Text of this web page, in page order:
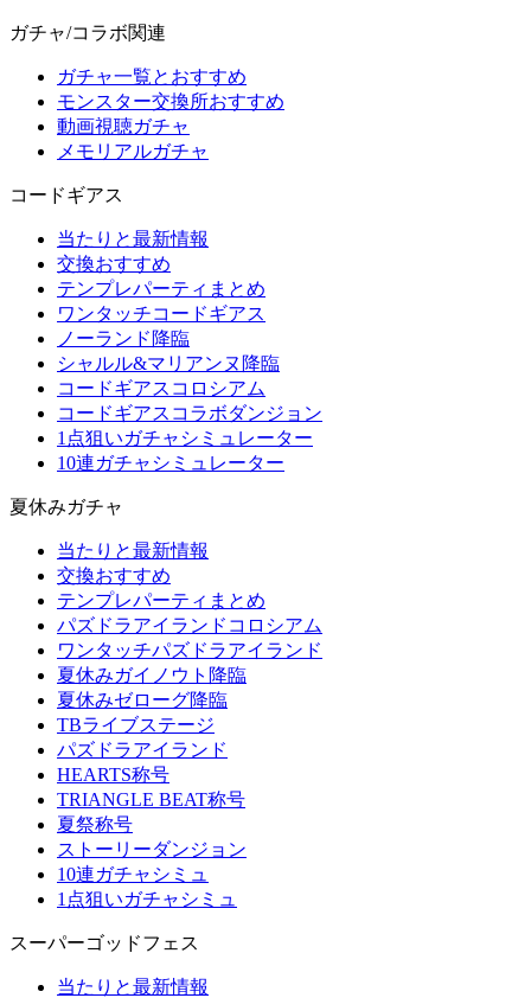
ガチャ/コラボ関連
ガチャ一覧とおすすめ
モンスター交換所おすすめ
動画視聴ガチャ
メモリアルガチャ
コードギアス
当たりと最新情報
交換おすすめ
テンプレパーティまとめ
ワンタッチコードギアス
ノーランド降臨
シャルル&マリアンヌ降臨
コードギアスコロシアム
コードギアスコラボダンジョン
1点狙いガチャシミュレーター
10連ガチャシミュレーター
夏休みガチャ
当たりと最新情報
交換おすすめ
テンプレパーティまとめ
パズドラアイランドコロシアム
ワンタッチパズドラアイランド
夏休みガイノウト降臨
夏休みゼローグ降臨
TBライブステージ
パズドラアイランド
HEARTS称号
TRIANGLE BEAT称号
夏祭称号
ストーリーダンジョン
10連ガチャシミュ
1点狙いガチャシミュ
スーパーゴッドフェス
当たりと最新情報